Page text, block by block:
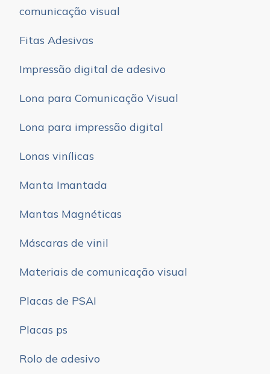
comunicação visual
Fitas Adesivas
Impressão digital de adesivo
Lona para Comunicação Visual
Lona para impressão digital
Lonas vinílicas
Manta Imantada
Mantas Magnéticas
Máscaras de vinil
Materiais de comunicação visual
Placas de PSAI
Placas ps
Rolo de adesivo